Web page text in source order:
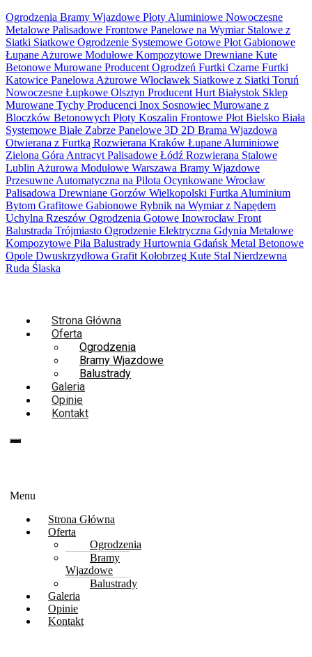
Ogrodzenia Bramy Wjazdowe Płoty Aluminiowe Nowoczesne
Metalowe Palisadowe Frontowe Panelowe na Wymiar Stalowe z
Siatki Siatkowe Ogrodzenie Systemowe Gotowe Płot Gabionowe
Łupane Ażurowe Modułowe Kompozytowe Drewniane Kute
Betonowe Murowane Producent Ogrodzeń Furtki Czarne Furtki
Katowice Panelowa Ażurowe Włocławek Siatkowe z Siatki Toruń
Nowoczesne Łupkowe Olsztyn Producent Hurt Białystok Sklep
Murowane Tychy Producenci Inox Sosnowiec Murowane z
Bloczków Betonowych Płoty Koszalin Frontowe Płot Bielsko Biała
Systemowe Białe Zabrze Panelowe 3D 2D Brama Wjazdowa
Otwierana z Furtką Rozwierana Kraków Łupane Aluminiowe
Zielona Góra Antracyt Palisadowe Łódź Rozwierana Stalowe
Lublin Ażurowa Modułowe Warszawa Bramy Wjazdowe
Przesuwne Automatyczna na Pilota Ocynkowane Wrocław
Palisadowa Drewniane Gorzów Wielkopolski Furtka Aluminium
Bytom Grafitowe Gabionowe Rybnik na Wymiar z Napędem
Uchylna Rzeszów Ogrodzenia Gotowe Inowrocław Front
Balustrada Trójmiasto Ogrodzenie Elektryczna Gdynia Metalowe
Kompozytowe Piła Balustrady Hurtownia Gdańsk Metal Betonowe
Opole Dwuskrzydłowa Grafit Kołobrzeg Kute Stal Nierdzewna
Ruda Ślaska
Strona Główna
Oferta
Ogrodzenia
Bramy Wjazdowe
Balustrady
Galeria
Opinie
Kontakt
Menu
Strona Główna
Oferta
Ogrodzenia
Bramy
Wjazdowe
Balustrady
Galeria
Opinie
Kontakt